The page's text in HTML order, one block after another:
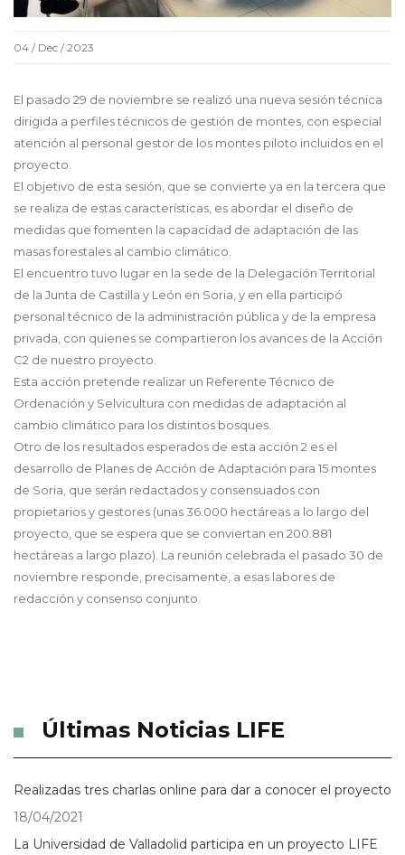
04 / Dec / 2023
El pasado 29 de noviembre se realizó una nueva sesión técnica
dirigida a perfiles técnicos de gestión de montes, con especial
atención al personal gestor de los montes piloto incluidos en el
proyecto.
El objetivo de esta sesión, que se convierte ya en la tercera que
se realiza de estas características, es abordar el diseño de
medidas que fomenten la capacidad de adaptación de las
masas forestales al cambio climático.
El encuentro tuvo lugar en la sede de la Delegación Territorial
de la Junta de Castilla y León en Soria, y en ella participó
personal técnico de la administración pública y de la empresa
privada, con quienes se compartieron los avances de la Acción
C2 de nuestro proyecto.
Esta acción pretende realizar un Referente Técnico de
Ordenación y Selvicultura con medidas de adaptación al
cambio climático para los distintos bosques.
Otro de los resultados esperados de esta acción 2 es el
desarrollo de Planes de Acción de Adaptación para 15 montes
de Soria, que serán redactados y consensuados con
propietarios y gestores (unas 36.000 hectáreas a lo largo del
proyecto, que se espera que se conviertan en 200.881
hectáreas a largo plazo). La reunión celebrada el pasado 30 de
noviembre responde, precisamente, a esas labores de
redacción y consenso conjunto.
Últimas Noticias LIFE
Realizadas tres charlas online para dar a conocer el proyecto
18/04/2021
La Universidad de Valladolid participa en un proyecto LIFE